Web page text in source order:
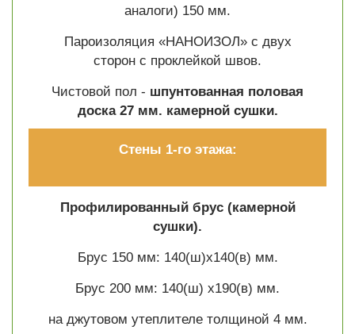
аналоги) 150 мм.
Пароизоляция «НАНОИЗОЛ» с двух
сторон с проклейкой швов.
Чистовой пол - шпунтованная половая
доска 27 мм. камерной сушки.
Стены 1-го этажа:
Профилированный брус (камерной
сушки).
Брус 150 мм: 140(ш)х140(в) мм.
Брус 200 мм: 140(ш) х190(в) мм.
на джутовом утеплителе толщиной 4 мм.